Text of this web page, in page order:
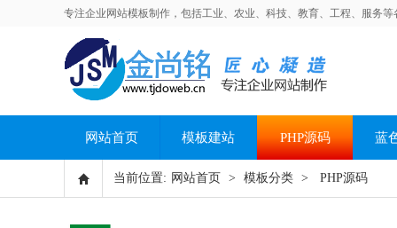
专注企业网站模板制作，包括工业、农业、科技、教育、工程、服务
网站首页 模板建站 PHP源码 蓝
当前位置: 网站首页 > 模板分类 > PHP源码